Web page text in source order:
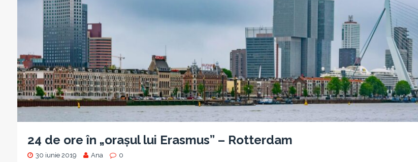
24 de ore în „orașul lui Erasmus” – Rotterdam
30 iunie 2019 Ana 0